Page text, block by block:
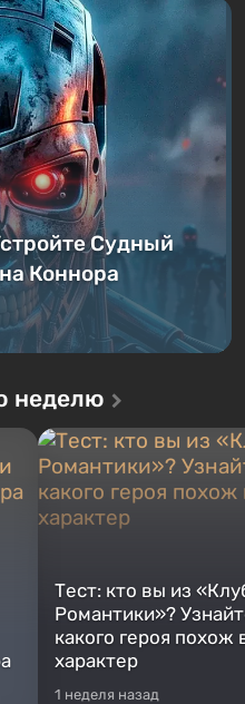
Судный
Коннора
неделю
Тест: кто вы из
Романтики»?
какого героя похож
характер
1 неделя назад